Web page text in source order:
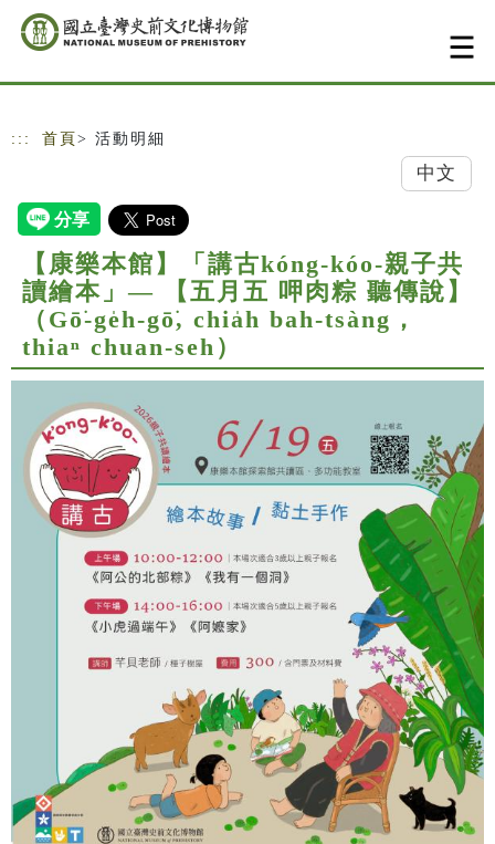
跳到主要內容
網站導覽
::: 首頁 > 活動明細
中文
【康樂本館】「講古kóng-kóo-親子共
讀繪本」— 【五月五 呷肉粽 聽傳說】
（Gō͘-ge̍h-gō͘, chia̍h bah-tsàng，
thiaⁿ chuan-seh）